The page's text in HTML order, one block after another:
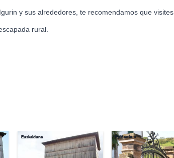
y sus alrededores, te recomendamos que visites
rural.
Euskalduna EpMartín ☼